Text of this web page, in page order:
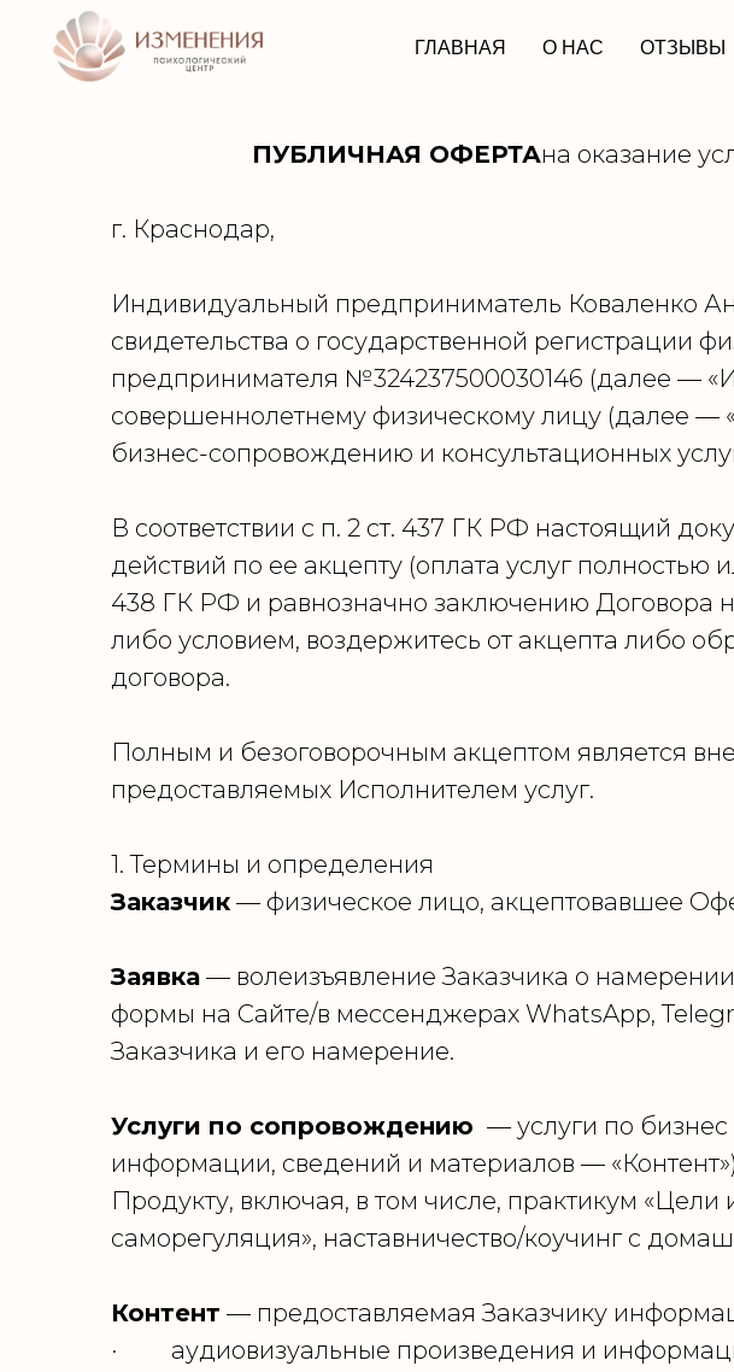
ГЛАВНАЯ О НАС ОТЗЫВЫ
ПУБЛИЧНАЯ ОФЕРТАна оказание
г. Краснодар,
Индивидуальный предприниматель Коваленко
свидетельства о государственной регистрации
предпринимателя №324237500030146 (далее —
совершеннолетнему физическому лицу (далее —
бизнес-сопровождению и консультационных
В соответствии с п. 2 ст. 437 ГК РФ настоящий
действий по ее акцепту (оплата услуг полностью
438 ГК РФ и равнозначно заключению Договора
либо условием, воздержитесь от акцепта либо
договора.
Полным и безоговорочным акцептом является
предоставляемых Исполнителем услуг.
1. Термины и определения
Заказчик — физическое лицо, акцептовавшее
Заявка — волеизъявление Заказчика о
формы на Сайте/в мессенджерах WhatsApp,
Заказчика и его намерение.
Услуги по сопровождению — услуги по
информации, сведений и материалов —
Продукту, включая, в том числе, практикум
саморегуляция», наставничество/коучинг с
Контент — предоставляемая Заказчику
· аудиовизуальные произведения и